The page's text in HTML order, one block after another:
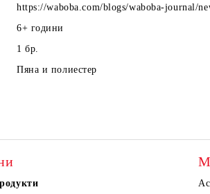
https://waboba.com/blogs/waboba-journal/
6+ години
1бр.
Пяна и полиестер